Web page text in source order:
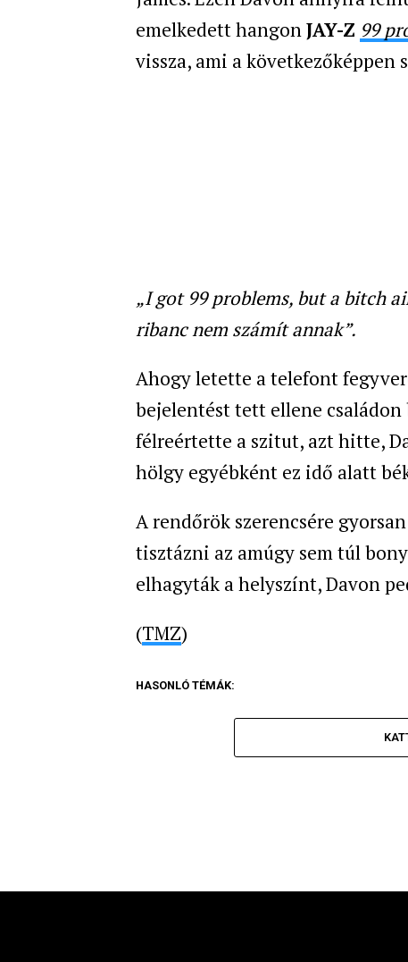
emelkedett hangonJAY-Z 99
vissza, ami a következőképpen
„I got 99 problems, but a bitch
ribanc nem számít annak”.
Ahogy letette a telefont
bejelentést tett ellene
félreértette a szitut, azt hitte,
hölgy egyébként ez idő alatt
A rendőrök szerencsére
tisztázni az amúgy sem túl
elhagyták a helyszínt, Davon
(TMZ)
HASONLÓ TÉMÁK: